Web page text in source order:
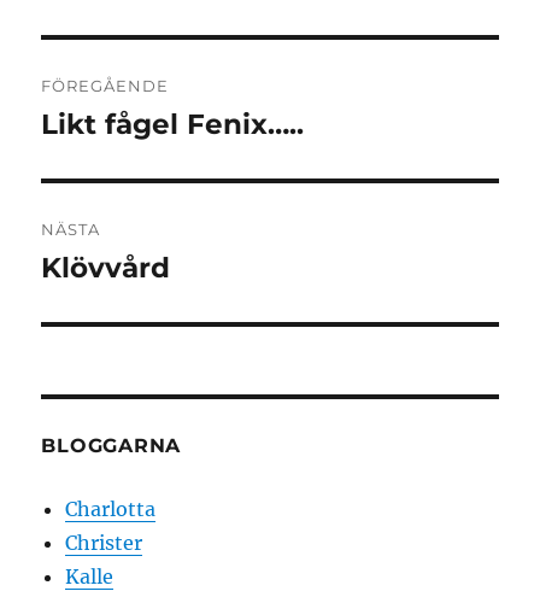
FÖREGÅENDE
Föregående
Likt fågel Fenix…..
NÄSTA
Nästa
Klövvård
BLOGGARNA
Charlotta
Christer
Kalle